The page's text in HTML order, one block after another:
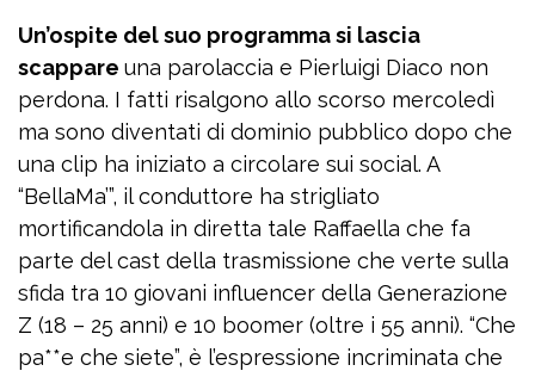
Un’ospite del suo programma si lascia
scappare una parolaccia e Pierluigi Diaco non
perdona. I fatti risalgono allo scorso mercoledì
ma sono diventati di dominio pubblico dopo che
una clip ha iniziato a circolare sui social. A
“BellaMa’”, il conduttore ha strigliato
mortificandola in diretta tale Raffaella che fa
parte del cast della trasmissione che verte sulla
sfida tra 10 giovani influencer della Generazione
Z (18 – 25 anni) e 10 boomer (oltre i 55 anni). “Che
pa**e che siete”, è l’espressione incriminata che